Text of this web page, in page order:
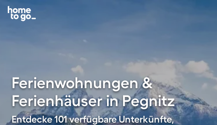
Ferienwohnungen &
Ferienhäuser in Pegnitz
Entdecke 101 verfügbare Unterkünfte,